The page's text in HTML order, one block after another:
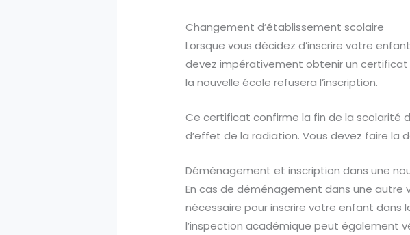
Changement d’établissement scolaire
Lorsque vous décidez d’inscrire votre
devez impérativement obtenir un
la nouvelle école refusera l’inscription.
Ce certificat confirme la fin de la scolarité
d’effet de la radiation. Vous devez faire la
Déménagement et inscription dans une
En cas de déménagement dans une
nécessaire pour inscrire votre enfant dans
l’inspection académique peut également